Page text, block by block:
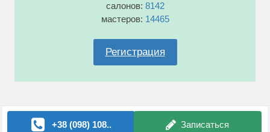
салонов: 8142
мастеров: 14465
Регистрация
+38 (098) 108.. Записаться